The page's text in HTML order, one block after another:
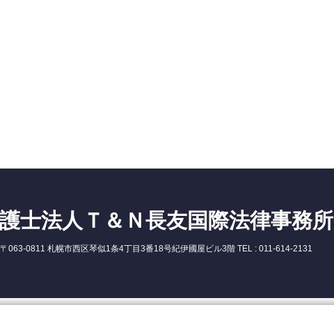
士法人Ｔ＆Ｎ長友国際法律事務所
〒063-0811 札幌市西区琴似1条4丁目3番18号紀伊國屋ビル3階 TEL : 011-614-2131